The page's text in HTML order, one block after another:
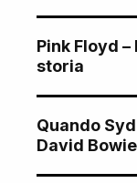
Pink Floyd
storia
Quando
David